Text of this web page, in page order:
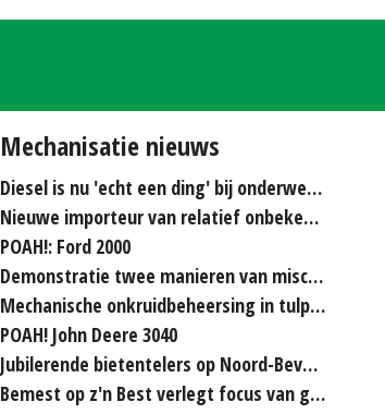
Mechanisatie nieuws
Diesel is nu 'echt een ding' bij onderwerken
Nieuwe importeur van relatief onbekende merken...
POAH!: Ford 2000
Demonstratie twee manieren van miscanthus hakselen
Mechanische onkruidbeheersing in tulpenteelt steeds...
POAH! John Deere 3040
Jubilerende bietentelers op Noord-Beveland rijden elkaar...
Bemest op z'n Best verlegt focus van grasland naar bouwland